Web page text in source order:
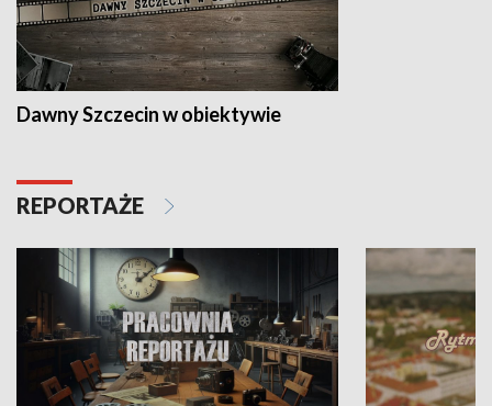
Dawny Szczecin w obiektywie
REPORTAŻE